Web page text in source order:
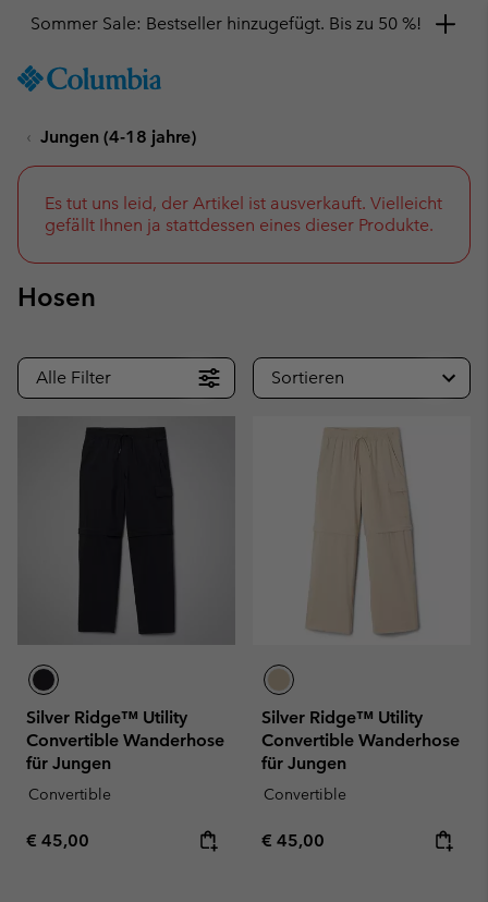
TO
SKIP
NAV
SKIP
TO
Hol dir einen 10 %-Gutschein
Jungen (4-18 jahre)
Es tut uns leid, der Artikel ist ausverkauft. Vielleicht
gefällt Ihnen ja stattdessen eines dieser Produkte.
Hosen
Alle Filter Sortieren
Silver Ridge™ Utility
Convertible Wanderhose
für Jungen
Convertible
Regular price:
€ 45,00
Silver Ridge™ Utility
Convertible Wanderhose
für Jungen
Convertible
Regular price:
€ 45,00